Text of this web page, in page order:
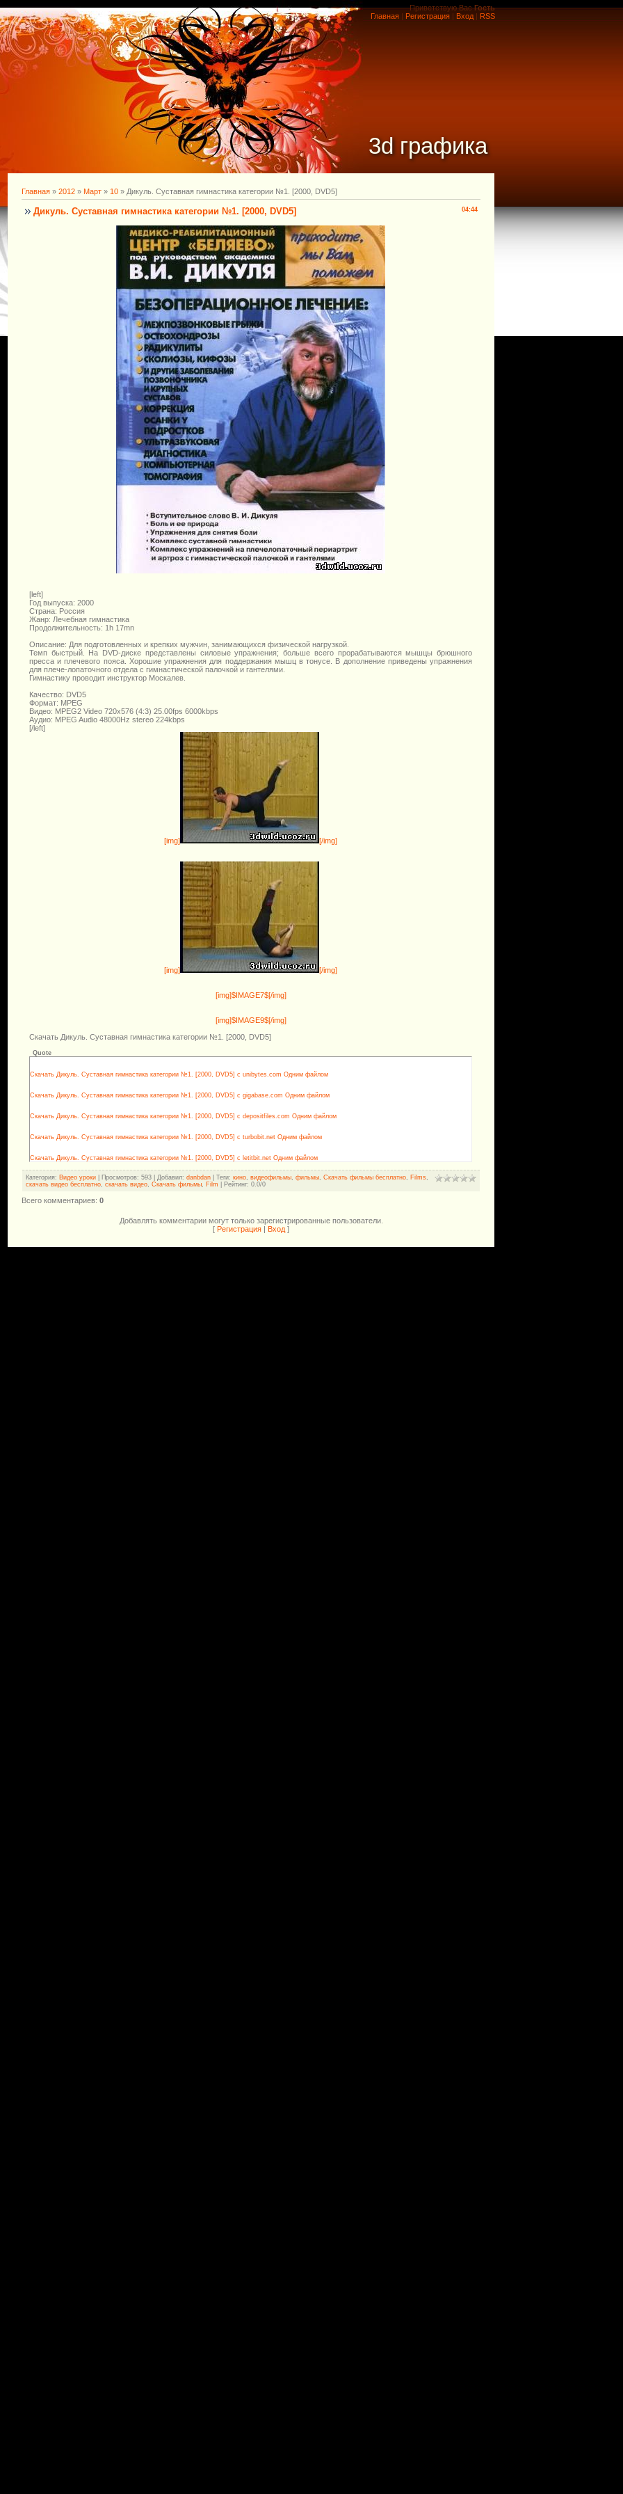
Приветствую Вас Гость
Главная | Регистрация | Вход | RSS
3d графика
Главная » 2012 » Март » 10 » Дикуль. Суставная гимнастика категории №1. [2000, DVD5]
04:44
Дикуль. Суставная гимнастика категории №1. [2000, DVD5]
[left]
Год выпуска: 2000
Страна: Россия
Жанр: Лечебная гимнастика
Продолжительность: 1h 17mn
Описание: Для подготовленных и крепких мужчин, занимающихся физической нагрузкой.
Темп быстрый. На DVD-диске представлены силовые упражнения; больше всего прорабатываются мышцы брюшного
пресса и плечевого пояса. Хорошие упражнения для поддержания мышц в тонусе. В дополнение приведены упражнения
для плече-лопаточного отдела с гимнастической палочкой и гантелями.
Гимнастику проводит инструктор Москалев.
Качество: DVD5
Формат: MPEG
Видео: MPEG2 Video 720x576 (4:3) 25.00fps 6000kbps
Аудио: MPEG Audio 48000Hz stereo 224kbps
[/left]
[img] [/img]
[img] [/img]
[img]$IMAGE7$[/img]
[img]$IMAGE9$[/img]
Скачать Дикуль. Суставная гимнастика категории №1. [2000, DVD5]
Quote
Скачать Дикуль. Суставная гимнастика категории №1. [2000, DVD5] с unibytes.com Одним файлом
Скачать Дикуль. Суставная гимнастика категории №1. [2000, DVD5] с gigabase.com Одним файлом
Скачать Дикуль. Суставная гимнастика категории №1. [2000, DVD5] с depositfiles.com Одним файлом
Скачать Дикуль. Суставная гимнастика категории №1. [2000, DVD5] с turbobit.net Одним файлом
Скачать Дикуль. Суставная гимнастика категории №1. [2000, DVD5] с letitbit.net Одним файлом
Категория: Видео уроки Просмотров: 593 | Добавил: danbdan Теги: кино видеофильмы фильмы Скачать фильмы бесплатно Films
скачать видео бесплатно скачать видео Скачать фильмы Film Рейтинг: 0.0/0
Всего комментариев: 0
Добавлять комментарии могут только зарегистрированные пользователи.
[ Регистрация | Вход ]